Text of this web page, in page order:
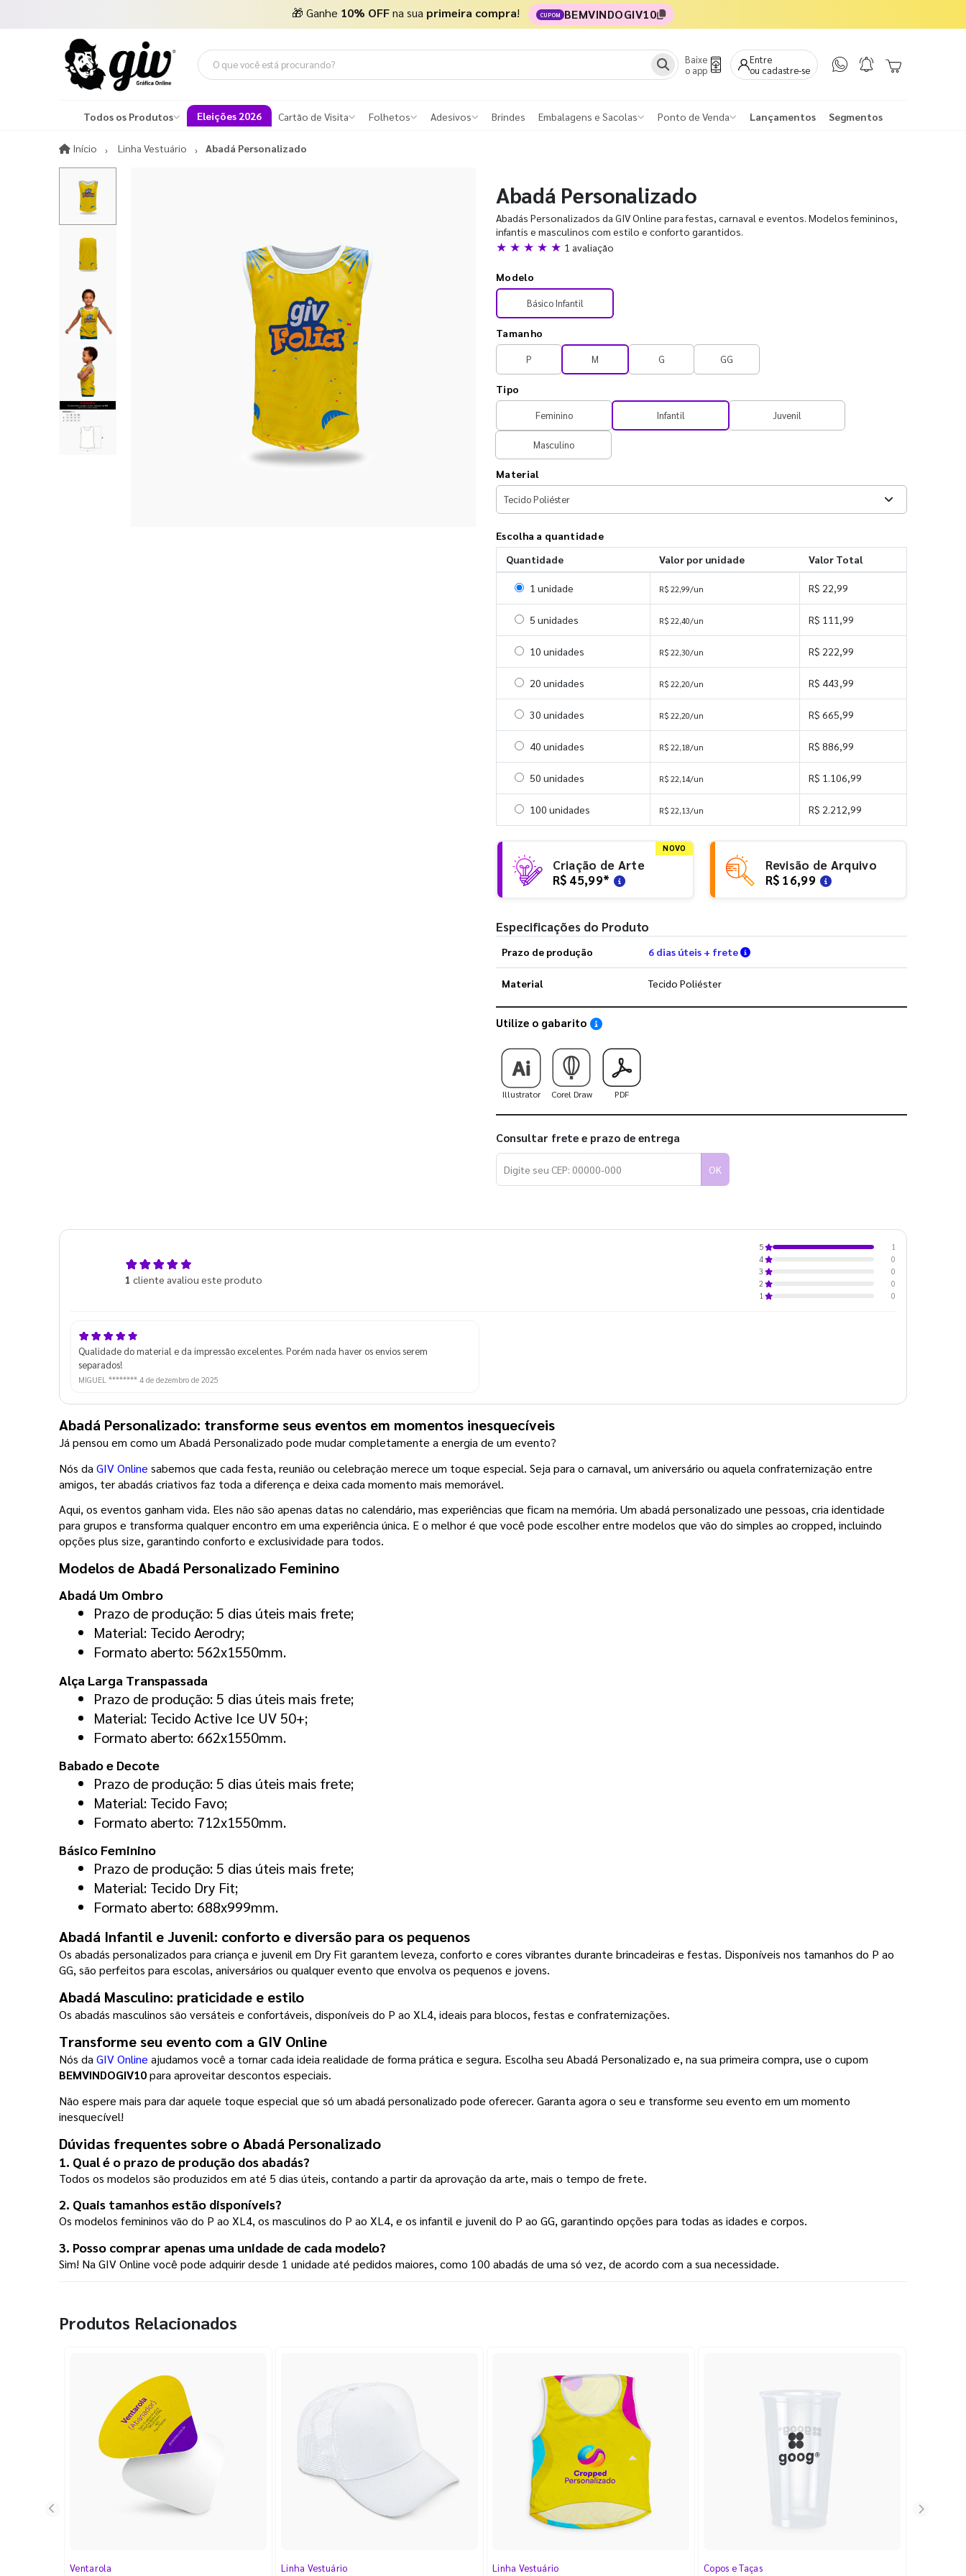
🎁 Ganhe 10% OFFna sua primeira compra! CUPOM BEMVINDOGIV10
Baixe
o app
Entre
ou cadastre-se
Todos os Produtos Eleições 2026 Cartão de Visita Folhetos Adesivos Brindes Embalagens e Sacolas Ponto de Venda Lançamentos Segmentos
Início InícioLinha Vestuário Abadá Personalizado
Abadá Personalizado
Abadás Personalizados da GIV Online para festas, carnaval e eventos. Modelos femininos,
infantis e masculinos com estilo e conforto garantidos.
★ ★ ★ ★ ★ 1 avaliação
Modelo
Básico Infantil
Tamanho
P M G GG
Tipo
Feminino Infantil Juvenil
Masculino
Material
Escolha a quantidade
Quantidade
Valor por unidade Valor Total
Selecionar 1 unidade
1 unidade R$ 22,99/un R$ 22,99
Selecionar 5 unidades
5 unidades R$ 22,40/un R$ 111,99
Selecionar 10 unidades
10 unidades R$ 22,30/un R$ 222,99
Selecionar 20 unidades
20 unidades R$ 22,20/un R$ 443,99
Selecionar 30 unidades
30 unidades R$ 22,20/un R$ 665,99
Selecionar 40 unidades
40 unidades R$ 22,18/un R$ 886,99
Selecionar 50 unidades
50 unidades R$ 22,14/un R$ 1.106,99
Selecionar 100 unidades
100 unidades R$ 22,13/un R$ 2.212,99
NOVO
Criação de Arte
R$ 45,99*
Revisão de Arquivo
R$ 16,99
Especificações do Produto
Prazo de produção 6 dias úteis + frete Verifique as condições de entrega
Material Tecido Poliéster
Utilize o gabarito Saiba como utilizar os nossos gabaritos
Illustrator Corel Draw PDF
Consultar frete e prazo de entrega
OK
1 cliente avaliou este produto
5
1
4
0
3
0
2
0
1
0
Qualidade do material e da impressão excelentes. Porém nada haver os envios serem
separados!
MIGUEL ******** 4 de dezembro de 2025
Abadá Personalizado: transforme seus eventos em momentos inesquecíveis
Já pensou em como um Abadá Personalizado pode mudar completamente a energia de um evento?
Nós da GIV Online sabemos que cada festa, reunião ou celebração merece um toque especial. Seja para o carnaval, um aniversário ou aquela confraternização entre
amigos, ter abadás criativos faz toda a diferença e deixa cada momento mais memorável.
Aqui, os eventos ganham vida. Eles não são apenas datas no calendário, mas experiências que ficam na memória. Um abadá personalizado une pessoas, cria identidade
para grupos e transforma qualquer encontro em uma experiência única. E o melhor é que você pode escolher entre modelos que vão do simples ao cropped, incluindo
opções plus size, garantindo conforto e exclusividade para todos.
Modelos de Abadá Personalizado Feminino
Abadá Um Ombro
Prazo de produção: 5 dias úteis mais frete;
Material: Tecido Aerodry;
Formato aberto: 562x1550mm.
Alça Larga Transpassada
Prazo de produção: 5 dias úteis mais frete;
Material: Tecido Active Ice UV 50+;
Formato aberto: 662x1550mm.
Babado e Decote
Prazo de produção: 5 dias úteis mais frete;
Material: Tecido Favo;
Formato aberto: 712x1550mm.
Básico Feminino
Prazo de produção: 5 dias úteis mais frete;
Material: Tecido Dry Fit;
Formato aberto: 688x999mm.
Abadá Infantil e Juvenil: conforto e diversão para os pequenos
Os abadás personalizados para criança e juvenil em Dry Fit garantem leveza, conforto e cores vibrantes durante brincadeiras e festas. Disponíveis nos tamanhos do P ao
GG, são perfeitos para escolas, aniversários ou qualquer evento que envolva os pequenos e jovens.
Abadá Masculino: praticidade e estilo
Os abadás masculinos são versáteis e confortáveis, disponíveis do P ao XL4, ideais para blocos, festas e confraternizações.
Transforme seu evento com a GIV Online
Nós da GIV Online
BEMVINDOGIV10 para aproveitar descontos especiais.
Não espere mais para dar aquele toque especial que só um abadá personalizado pode oferecer. Garanta agora o seu e transforme seu evento em um momento
inesquecível!
Dúvidas frequentes sobre o Abadá Personalizado
1. Qual é o prazo de produção dos abadás?
Todos os modelos são produzidos em até 5 dias úteis, contando a partir da aprovação da arte, mais o tempo de frete.
2. Quais tamanhos estão disponíveis?
Os modelos femininos vão do P ao XL4, os masculinos do P ao XL4, e os infantil e juvenil do P ao GG, garantindo opções para todas as idades e corpos.
3. Posso comprar apenas uma unidade de cada modelo?
Sim! Na GIV Online você pode adquirir desde 1 unidade até pedidos maiores, como 100 abadás de uma só vez, de acordo com a sua necessidade.
Produtos Relacionados
Ventarola Linha Vestuário Linha Vestuário Copos e Taças